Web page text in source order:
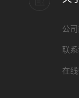
公
联
在